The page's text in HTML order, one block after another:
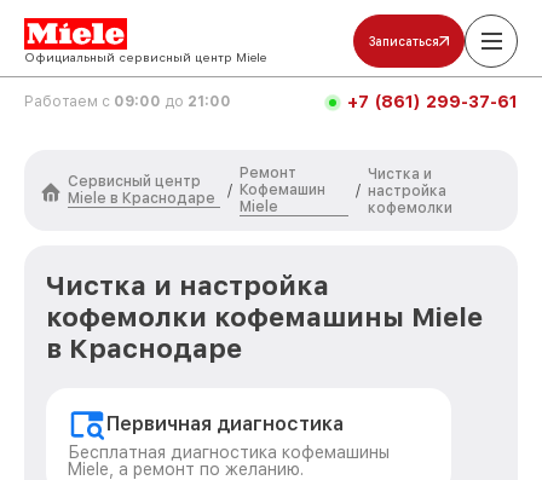
Официальный сервисный центр Miele
Записаться
Работаем с 09:00 до 21:00 +7 (861) 299-37-61
Сервисный центр
Miele в Краснодаре
/
Ремонт
Кофемашин
Miele
/
Чистка и
настройка
кофемолки
Чистка и настройка
кофемолки кофемашины Miele
в Краснодаре
Первичная диагностика
Бесплатная диагностика кофемашины
Miele, а ремонт по желанию.